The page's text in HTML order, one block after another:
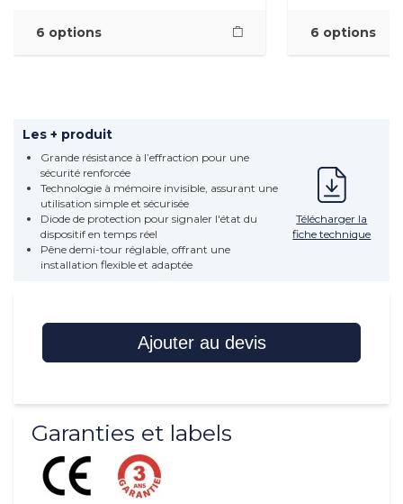
6 options 6 options
Les + produit
Grande résistance à l’effraction pour une
sécurité renforcée
Technologie à mémoire invisible, assurant une
utilisation simple et sécurisée
Diode de protection pour signaler l'état du
dispositif en temps réel
Pêne demi-tour réglable, offrant une
installation flexible et adaptée
Télécharger la
fiche technique
Ajouter au devis
Garanties et labels